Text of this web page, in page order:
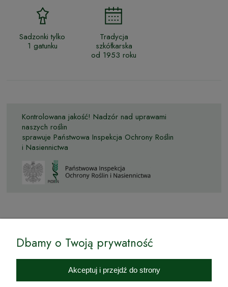
Sadzonki tylko
1 gatunku
Tradycja
szkółkarska
od 1953 roku
Kontrolowana jakość! Nadzór nad uprawami
naszych roślin
sprawuje Państwowa Inspekcja Ochrony Roślin
i Nasiennictwa
Internetowy Sklep Ogrodniczy Podkarpackie Sady to inicjatywa
podkarpackich szkółkarzy, której zamierzeniem jest wprowadzenie na
rynek wysokiej jakości drzewek owocowych, drzewek ozdobnych oraz
Dbamy o Twoją prywatność
Akceptuj i przejdź do strony